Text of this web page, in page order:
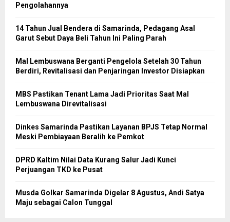
Pengolahannya
14 Tahun Jual Bendera di Samarinda, Pedagang Asal
Garut Sebut Daya Beli Tahun Ini Paling Parah
Mal Lembuswana Berganti Pengelola Setelah 30 Tahun
Berdiri, Revitalisasi dan Penjaringan Investor Disiapkan
MBS Pastikan Tenant Lama Jadi Prioritas Saat Mal
Lembuswana Direvitalisasi
Dinkes Samarinda Pastikan Layanan BPJS Tetap Normal
Meski Pembiayaan Beralih ke Pemkot
DPRD Kaltim Nilai Data Kurang Salur Jadi Kunci
Perjuangan TKD ke Pusat
Musda Golkar Samarinda Digelar 8 Agustus, Andi Satya
Maju sebagai Calon Tunggal